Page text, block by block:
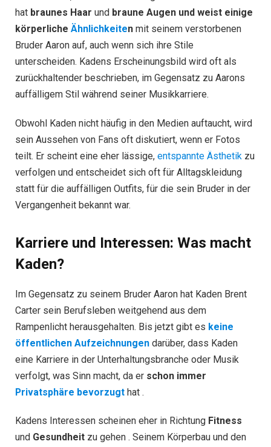
hat braunes Haar und braune Augen und weist einige
körperliche Ähnlichkeiten mit seinem verstorbenen
Bruder Aaron auf, auch wenn sich ihre Stile
unterscheiden. Kadens Erscheinungsbild wird oft als
zurückhaltender beschrieben, im Gegensatz zu Aarons
auffälligem Stil während seiner Musikkarriere.
Obwohl Kaden nicht häufig in den Medien auftaucht, wird
sein Aussehen von Fans oft diskutiert, wenn er Fotos
teilt. Er scheint eine eher lässige, entspannte Ästhetik zu
verfolgen und entscheidet sich oft für Alltagskleidung
statt für die auffälligen Outfits, für die sein Bruder in der
Vergangenheit bekannt war.
Karriere und Interessen: Was macht
Kaden?
Im Gegensatz zu seinem Bruder Aaron hat Kaden Brent
Carter sein Berufsleben weitgehend aus dem
Rampenlicht herausgehalten. Bis jetzt gibt es keine
öffentlichen Aufzeichnungen darüber, dass Kaden
eine Karriere in der Unterhaltungsbranche oder Musik
verfolgt, was Sinn macht, da er schon immer
Privatsphäre bevorzugt hat .
Kadens Interessen scheinen eher in Richtung Fitness
und Gesundheit zu gehen . Seinem Körperbau und den